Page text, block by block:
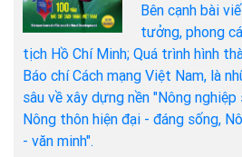
Bên cạnh bài
tưởng, phong
tịch Hồ Chí Minh; Quá trình hình
Báo chí Cách mạng Việt Nam, là
sâu về xây dựng nền "Nông
Nông thôn hiện đại - đáng sống,
- văn minh".